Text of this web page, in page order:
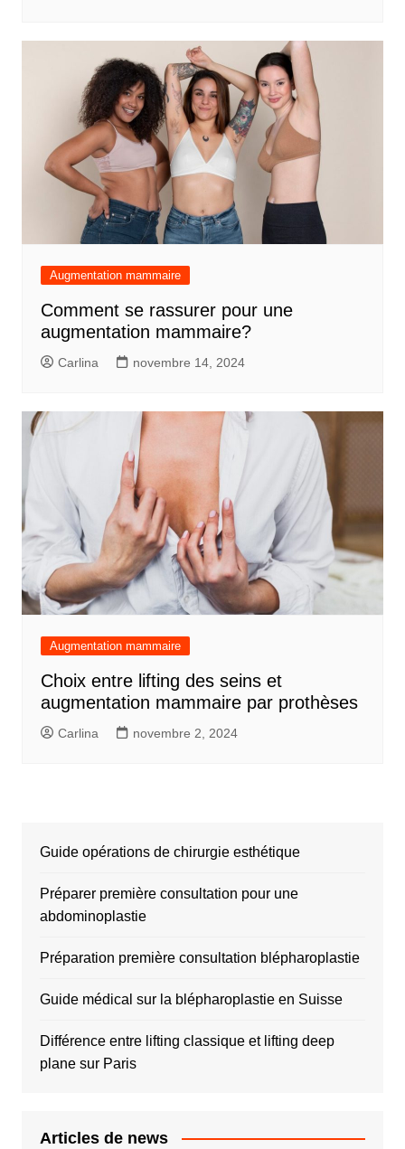
Augmentation mammaire
Comment se rassurer pour une
augmentation mammaire?
Carlina novembre 14, 2024
Augmentation mammaire
Choix entre lifting des seins et
augmentation mammaire par prothèses
Carlina novembre 2, 2024
Guide opérations de chirurgie esthétique
Préparer première consultation pour une
abdominoplastie
Préparation première consultation blépharoplastie
Guide médical sur la blépharoplastie en Suisse
Différence entre lifting classique et lifting deep
plane sur Paris
Articles de news